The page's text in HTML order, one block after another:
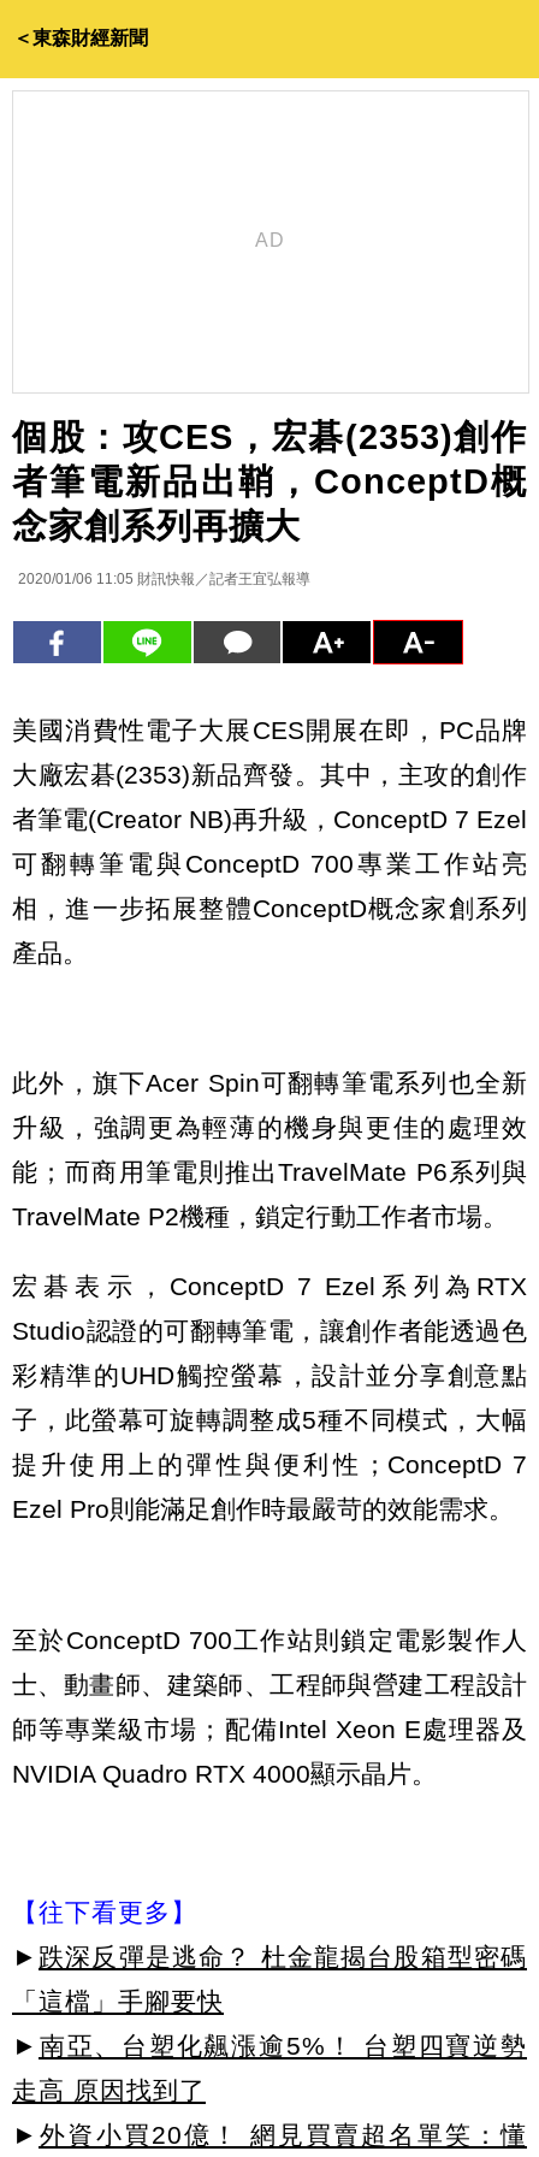
＜東森財經新聞
個股：攻CES，宏碁(2353)創作
者筆電新品出鞘，ConceptD概
念家創系列再擴大
2020/01/06 11:05 財訊快報／記者王宜弘報導
美國消費性電子大展CES開展在即，PC品牌
大廠宏碁(2353)新品齊發。其中，主攻的創作
者筆電(Creator NB)再升級，ConceptD 7 Ezel
可翻轉筆電與ConceptD 700專業工作站亮
相，進一步拓展整體ConceptD概念家創系列
產品。
此外，旗下Acer Spin可翻轉筆電系列也全新
升級，強調更為輕薄的機身與更佳的處理效
能；而商用筆電則推出TravelMate P6系列與
TravelMate P2機種，鎖定行動工作者市場。
宏碁表示，ConceptD 7 Ezel系列為RTX
Studio認證的可翻轉筆電，讓創作者能透過色
彩精準的UHD觸控螢幕，設計並分享創意點
子，此螢幕可旋轉調整成5種不同模式，大幅
提升使用上的彈性與便利性；ConceptD 7
Ezel Pro則能滿足創作時最嚴苛的效能需求。
至於ConceptD 700工作站則鎖定電影製作人
士、動畫師、建築師、工程師與營建工程設計
師等專業級市場；配備Intel Xeon E處理器及
NVIDIA Quadro RTX 4000顯示晶片。
【往下看更多】
► 跌深反彈是逃命？ 杜金龍揭台股箱型密碼
「這檔」手腳要快
► 南亞、台塑化飆漲逾5%！ 台塑四寶逆勢
走高 原因找到了
► 外資小買20億！ 網見買賣超名單笑：懂